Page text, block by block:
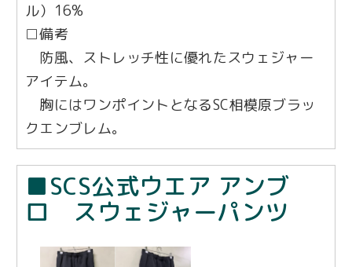
ル）16%
□備考
防風、ストレッチ性に優れたスウェジャー
アイテム。
胸にはワンポイントとなるSC相模原ブラッ
クエンブレム。
■SCS公式ウエア アンブ
ロ スウェジャーパンツ